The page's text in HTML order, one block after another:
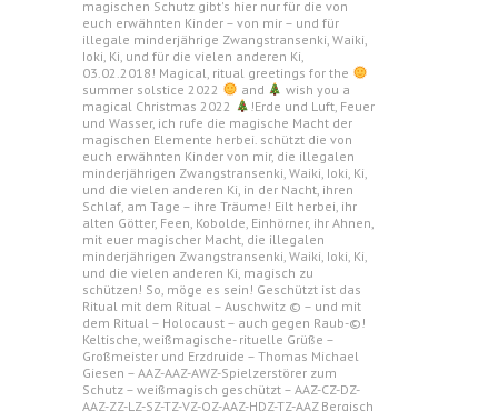
magischen Schutz gibt's hier nur für die von
euch erwähnten Kinder – von mir – und für
illegale minderjährige Zwangstransenki, Waiki,
Ioki, Ki, und für die vielen anderen Ki,
03.02.2018! Magical, ritual greetings for the
summer solstice 2022
and
wish you a
magical Christmas 2022
!Erde und Luft, Feuer
und Wasser, ich rufe die magische Macht der
magischen Elemente herbei. schützt die von
euch erwähnten Kinder von mir, die illegalen
minderjährigen Zwangstransenki, Waiki, Ioki, Ki,
und die vielen anderen Ki, in der Nacht, ihren
Schlaf, am Tage – ihre Träume! Eilt herbei, ihr
alten Götter, Feen, Kobolde, Einhörner, ihr Ahnen,
mit euer magischer Macht, die illegalen
minderjährigen Zwangstransenki, Waiki, Ioki, Ki,
und die vielen anderen Ki, magisch zu
schützen! So, möge es sein! Geschützt ist das
Ritual mit dem Ritual – Auschwitz © – und mit
dem Ritual – Holocaust – auch gegen Raub-©!
Keltische, weißmagische- rituelle Grüße –
Großmeister und Erzdruide – Thomas Michael
Giesen – AAZ-AAZ-AWZ-Spielzerstörer zum
Schutz – weißmagisch geschützt – AAZ-CZ-DZ-
AAZ-ZZ-LZ-SZ-TZ-VZ-OZ-AAZ-HDZ-TZ-AAZ Bergisch